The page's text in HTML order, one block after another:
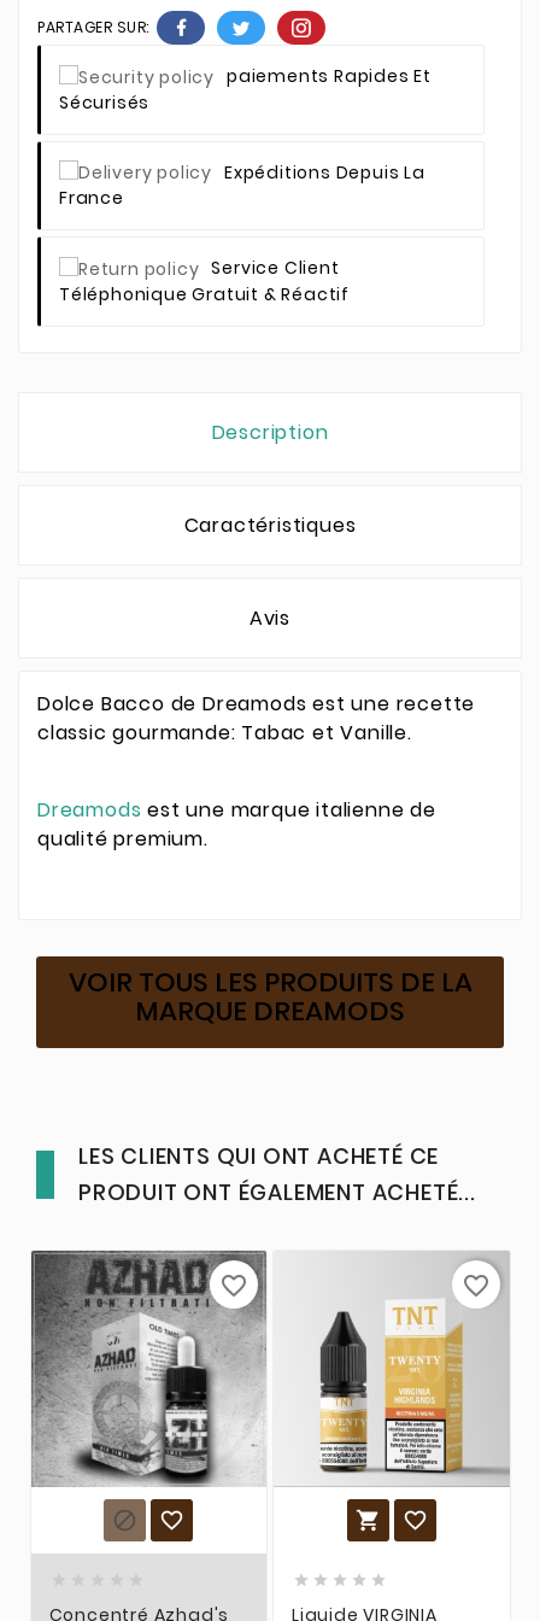
PARTAGER SUR:
Paiements Rapides Et
Sécurisés
Expéditions Depuis La
France
Service Client
Téléphonique Gratuit & Réactif
Description
Caractéristiques
Avis
Dolce Bacco de Dreamods est une recette
classic gourmande: Tabac et Vanille.
Dreamods est une marque italienne de
qualité premium.
VOIR TOUS LES PRODUITS DE LA
MARQUE DREAMODS
LES CLIENTS QUI ONT ACHETÉ CE
PRODUIT ONT ÉGALEMENT ACHETÉ...
 
Concentré Azhad's
favorite_border
 
    
Liquide VIRGINIA
favorite_border